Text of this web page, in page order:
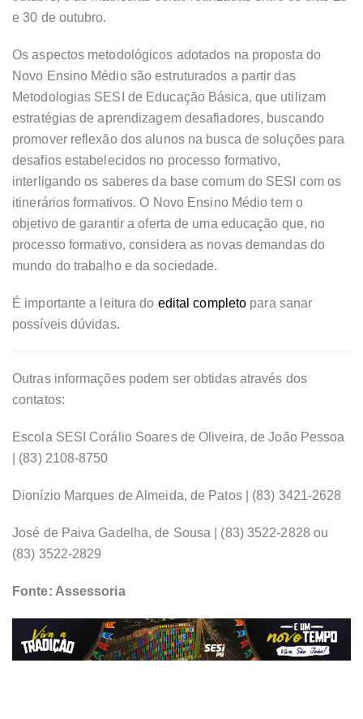
e 30 de outubro.
Os aspectos metodológicos adotados na proposta do
Novo Ensino Médio são estruturados a partir das
Metodologias SESI de Educação Básica, que utilizam
estratégias de aprendizagem desafiadores, buscando
promover reflexão dos alunos na busca de soluções para
desafios estabelecidos no processo formativo,
interligando os saberes da base comum do SESI com os
itinerários formativos. O Novo Ensino Médio tem o
objetivo de garantir a oferta de uma educação que, no
processo formativo, considera as novas demandas do
mundo do trabalho e da sociedade.
É importante a leitura do edital completo para sanar
possíveis dúvidas.
Outras informações podem ser obtidas através dos
contatos:
Escola SESI Corálio Soares de Oliveira, de João Pessoa
| (83) 2108-8750
Dionízio Marques de Almeida, de Patos | (83) 3421-2628
José de Paiva Gadelha, de Sousa | (83) 3522-2828 ou
(83) 3522-2829
Fonte: Assessoria